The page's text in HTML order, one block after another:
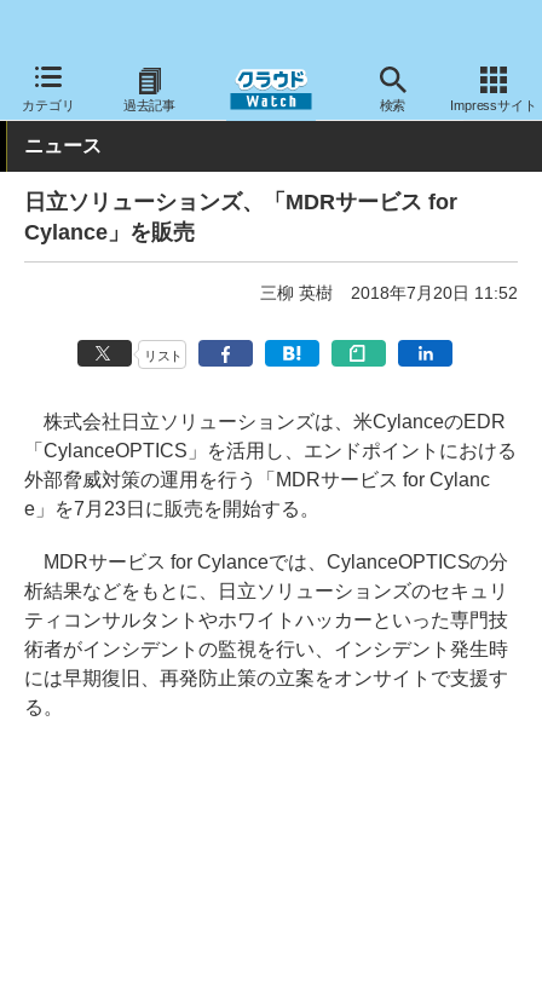
カテゴリ 過去記事 検索 Impressサイト
クラウド Watch セキュリティ セキュリティサービス
ニュース
日立ソリューションズ、「MDRサービス for
Cylance」を販売
三柳 英樹 2018年7月20日 11:52
リスト
株式会社日立ソリューションズは、米CylanceのEDR
「CylanceOPTICS」を活用し、エンドポイントにおける
外部脅威対策の運用を行う「MDRサービス for Cylanc
e」を7月23日に販売を開始する。
MDRサービス for Cylanceでは、CylanceOPTICSの分
析結果などをもとに、日立ソリューションズのセキュリ
ティコンサルタントやホワイトハッカーといった専門技
術者がインシデントの監視を行い、インシデント発生時
には早期復旧、再発防止策の立案をオンサイトで支援す
る。